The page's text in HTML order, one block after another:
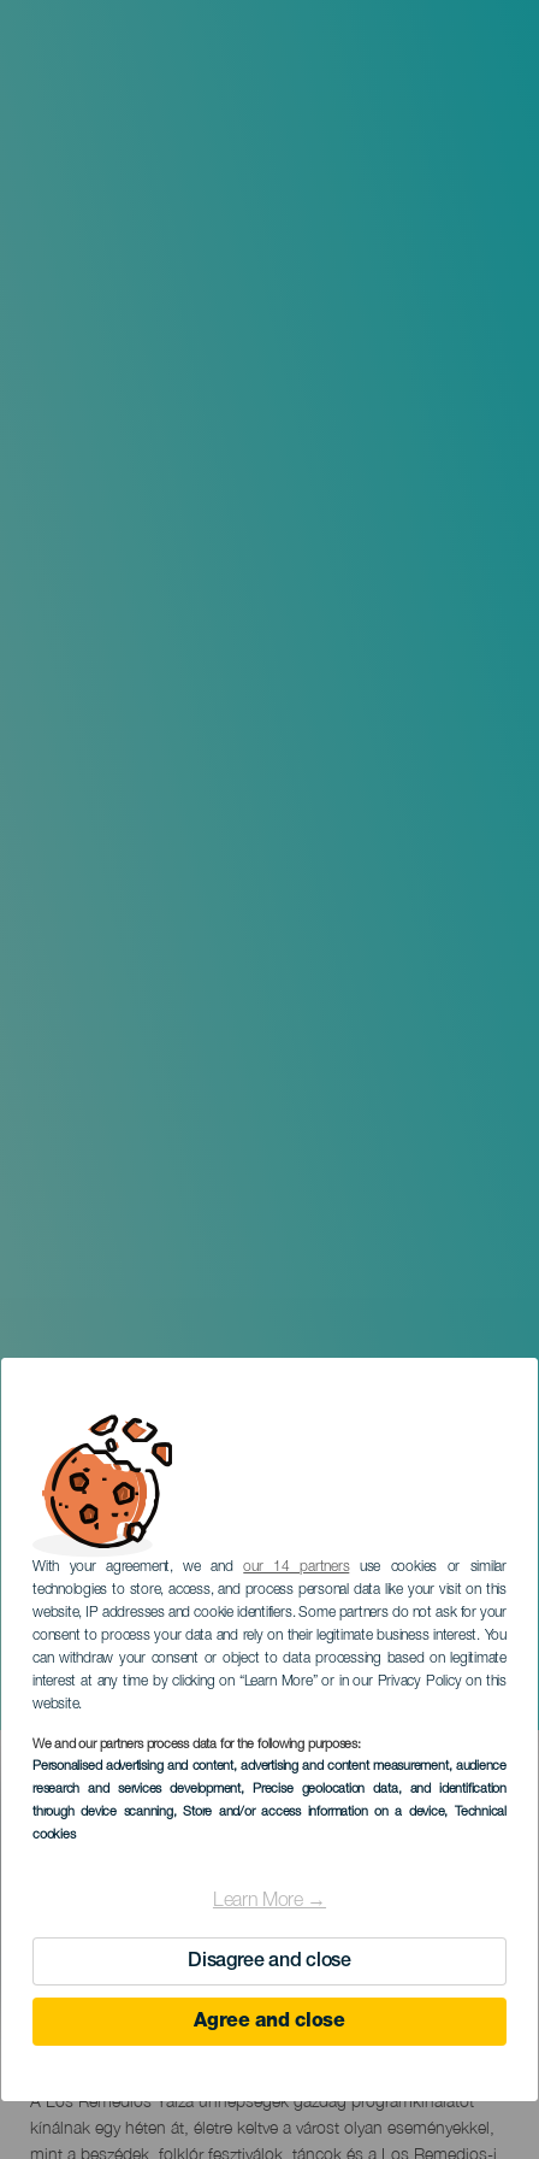
With your agreement, we andour 14 partnersuse cookies or similar
technologies to store, access, and process personal data like your visit on this
website, IP addresses and cookie identifiers. Some partners do not ask for your
consent to process your data and rely on their legitimate business interest. You
can withdraw your consent or object to data processing based on legitimate
interest at any time by clicking on “Learn More” or in our Privacy Policy on this
website.
We and our partners process data for the following purposes:
Personalised advertising and content, advertising and content measurement, audience
research and services development, Precise geolocation data, and identification
through device scanning, Store and/or access information on a device, Technical
cookies
Learn More →
Disagree and close
Agree and close
Los Remedios
védőszentjének ünnepei
LANZAROTE
Imagen
Listado
September 2026
Descripción
del
evento
A Los Remedios Yaiza ünnepségek gazdag programkínálatot
kínálnak egy héten át, életre keltve a várost olyan eseményekkel,
mint a beszédek, folklór fesztiválok, táncok és a Los Remedios-i